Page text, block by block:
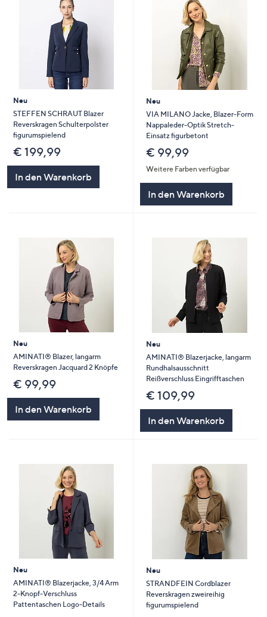
Neu
STEFFEN SCHRAUT Blazer
Reverskragen Schulterpolster
figurumspielend
€ 199,99
In den Warenkorb
Neu
VIA MILANO Jacke, Blazer-Form
Nappaleder-Optik Stretch-
Einsatz figurbetont
€ 99,99
Weitere Farben verfügbar
In den Warenkorb
Neu
AMINATI® Blazer, langarm
Reverskragen Jacquard 2 Knöpfe
€ 99,99
In den Warenkorb
Neu
AMINATI® Blazerjacke, langarm
Rundhalsausschnitt
Reißverschluss Eingrifftaschen
€ 109,99
In den Warenkorb
Neu
AMINATI® Blazerjacke, 3/4 Arm
2-Knopf-Verschluss
Pattentaschen Logo-Details
Neu
STRANDFEIN Cordblazer
Reverskragen zweireihig
figurumspielend